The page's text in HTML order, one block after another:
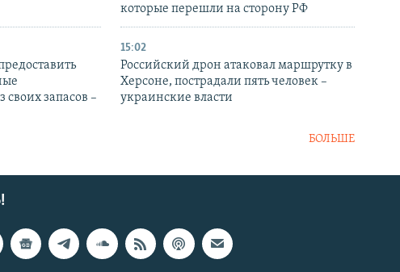
которые перешли на сторону РФ
запасов –
15:02
Российский дрон атаковал маршрутку в
Херсоне, пострадали пять человек –
украинские власти
БОЛЬШЕ